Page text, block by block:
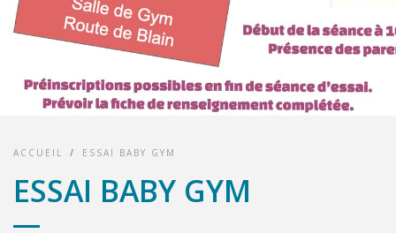
ACCUEIL / ESSAI BABY GYM
ESSAI BABY GYM